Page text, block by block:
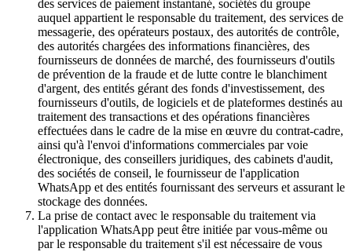
des services de paiement instantané, sociétés du groupe
auquel appartient le responsable du traitement, des services de
messagerie, des opérateurs postaux, des autorités de contrôle,
des autorités chargées des informations financières, des
fournisseurs de données de marché, des fournisseurs d'outils
de prévention de la fraude et de lutte contre le blanchiment
d'argent, des entités gérant des fonds d'investissement, des
fournisseurs d'outils, de logiciels et de plateformes destinés au
traitement des transactions et des opérations financières
effectuées dans le cadre de la mise en œuvre du contrat-cadre,
ainsi qu'à l'envoi d'informations commerciales par voie
électronique, des conseillers juridiques, des cabinets d'audit,
des sociétés de conseil, le fournisseur de l'application
WhatsApp et des entités fournissant des serveurs et assurant le
stockage des données.
La prise de contact avec le responsable du traitement via
l'application WhatsApp peut être initiée par vous-même ou
par le responsable du traitement s'il est nécessaire de vous